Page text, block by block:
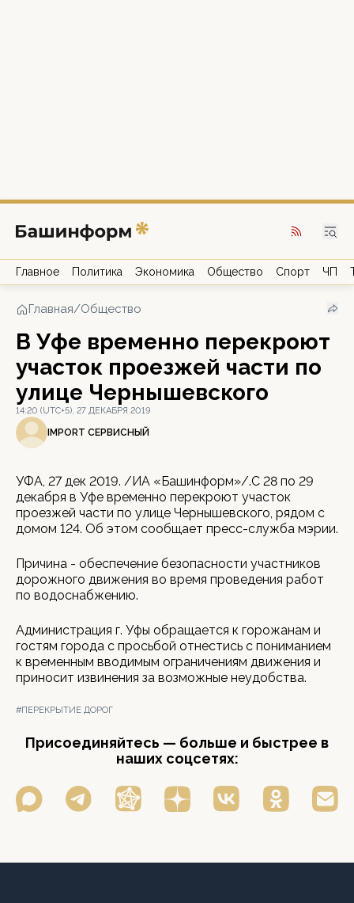
Главное Политика Экономика Общество Спорт ЧП
Главная/Общество
В Уфе временно перекроют
участок проезжей части по
улице Чернышевского
14:20 (UTC+5), 27 ДЕКАБРЯ 2019
IMPORT СЕРВИСНЫЙ
УФА, 27 дек 2019. /ИА «Башинформ»/.С 28 по 29
декабря в Уфе временно перекроют участок
проезжей части по улице Чернышевского, рядом с
домом 124. Об этом сообщает пресс-служба мэрии.
Причина - обеспечение безопасности участников
дорожного движения во время проведения работ
по водоснабжению.
Администрация г. Уфы обращается к горожанам и
гостям города с просьбой отнестись с пониманием
к временным вводимым ограничениям движения и
приносит извинения за возможные неудобства.
#ПЕРЕКРЫТИЕ ДОРОГ
Присоединяйтесь — больше и быстрее в
наших соцсетях: